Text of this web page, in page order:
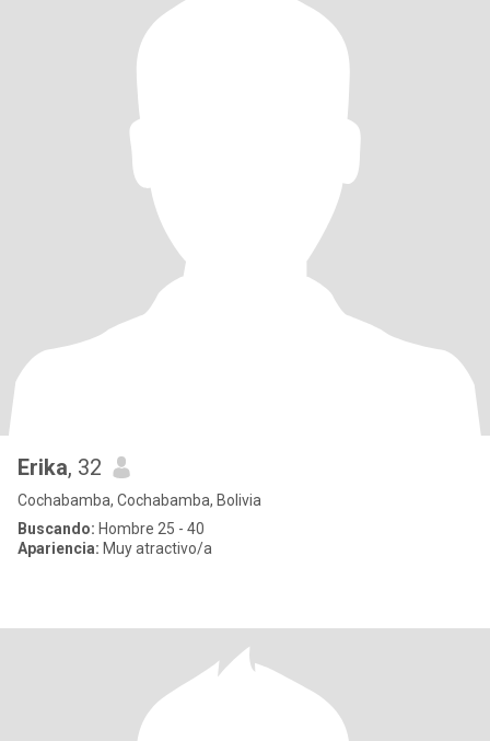
Erika, 32
Cochabamba, Cochabamba, Bolivia
Buscando: Hombre 25 - 40
Apariencia: Muy atractivo/a